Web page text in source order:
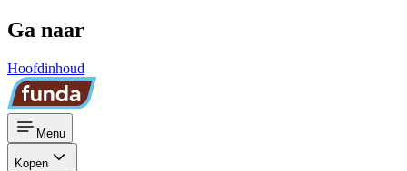
Ga naar
Hoofdinhoud
Menu
Kopen